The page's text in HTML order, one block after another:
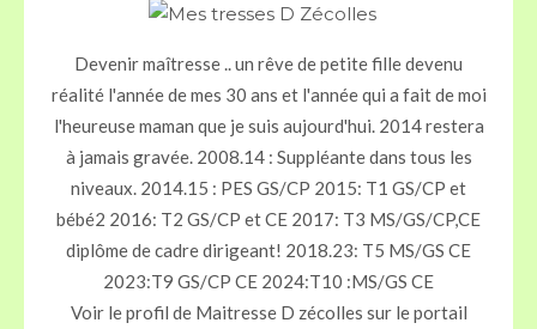
Devenir maîtresse .. un rêve de petite fille devenu
réalité l'année de mes 30 ans et l'année qui a fait de moi
l'heureuse maman que je suis aujourd'hui. 2014 restera
à jamais gravée. 2008.14 : Suppléante dans tous les
niveaux. 2014.15 : PES GS/CP 2015: T1 GS/CP et
bébé2 2016: T2 GS/CP et CE 2017: T3 MS/GS/CP,CE
diplôme de cadre dirigeant! 2018.23: T5 MS/GS CE
2023:T9 GS/CP CE 2024:T10 :MS/GS CE
Voir le profil de Maitresse D zécolles sur le portail